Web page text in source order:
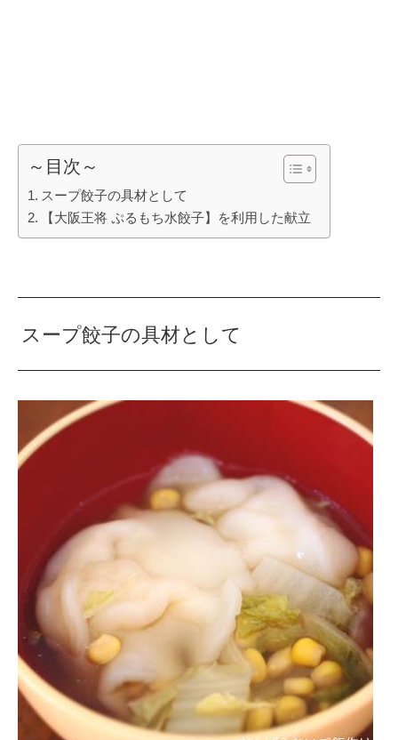
～目次～
スープ餃子の具材として
【大阪王将 ぷるもち水餃子】を利用した献立
スープ餃子の具材として